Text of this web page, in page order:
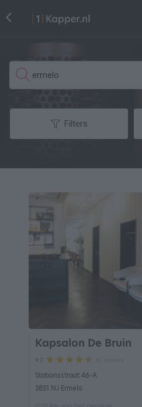
Filters
Kapsalon De Bruin
9.2
Stationsstraat 46-A
3851 NJ Ermelo